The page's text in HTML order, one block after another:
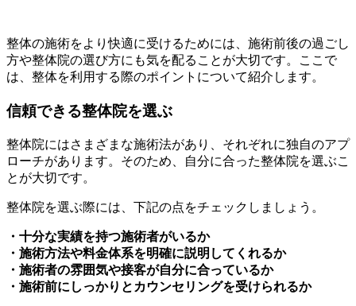
整体の施術をより快適に受けるためには、施術前後の過ごし
方や整体院の選び方にも気を配ることが大切です。ここで
は、整体を利用する際のポイントについて紹介します。
信頼できる整体院を選ぶ
整体院にはさまざまな施術法があり、それぞれに独自のアプ
ローチがあります。そのため、自分に合った整体院を選ぶこ
とが大切です。
整体院を選ぶ際には、下記の点をチェックしましょう。
・十分な実績を持つ施術者がいるか
・施術方法や料金体系を明確に説明してくれるか
・施術者の雰囲気や接客が自分に合っているか
・施術前にしっかりとカウンセリングを受けられるか